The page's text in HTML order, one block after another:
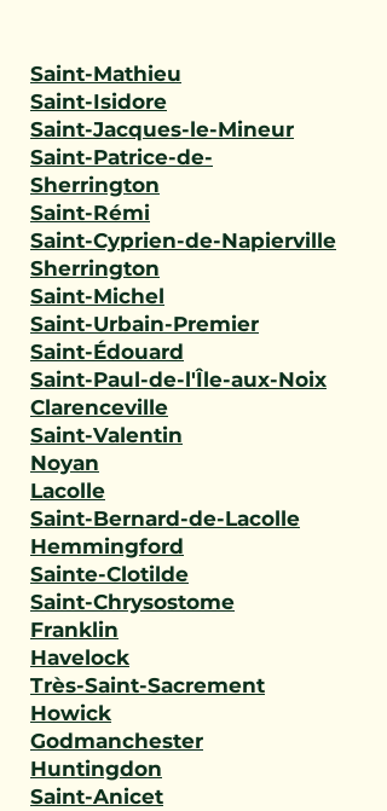
Saint-Mathieu
Saint-Isidore
Saint-Jacques-le-Mineur
Saint-Patrice-de-
Sherrington
Saint-Rémi
Saint-Cyprien-de-Napierville
Sherrington
Saint-Michel
Saint-Urbain-Premier
Saint-Édouard
Saint-Paul-de-l'Île-aux-Noix
Clarenceville
Saint-Valentin
Noyan
Lacolle
Saint-Bernard-de-Lacolle
Hemmingford
Sainte-Clotilde
Saint-Chrysostome
Franklin
Havelock
Très-Saint-Sacrement
Howick
Godmanchester
Huntingdon
Saint-Anicet